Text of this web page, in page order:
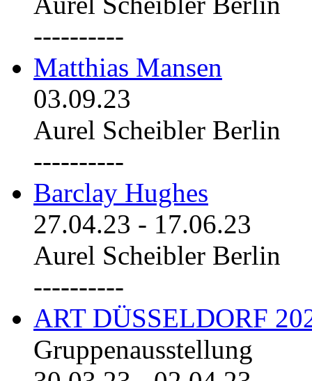
----------
Matthias Mansen
03.09.23
Aurel Scheibler Berlin
----------
Barclay Hughes
27.04.23 - 17.06.23
Aurel Scheibler Berlin
----------
ART DÜSSELDORF
Gruppenausstellung